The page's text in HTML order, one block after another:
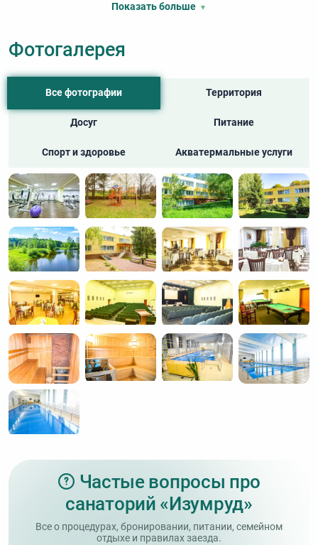
Настольный теннис
Питание
Кафе и рестораны
Банкетный зал
Спорт
Тренажёрный зал
Волейбольная площадка
Мини‑футбольное поле
Показать больше
Фотогалерея
Все фотографии Территория
Досуг Питание
Спорт и здоровье Акватермальные услуги
Частые вопросы про
санаторий «Изумруд»
Все о процедурах, бронировании, питании, семейном
отдыхе и правилах заезда.